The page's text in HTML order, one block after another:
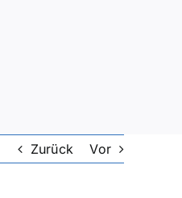
Zurück Vor